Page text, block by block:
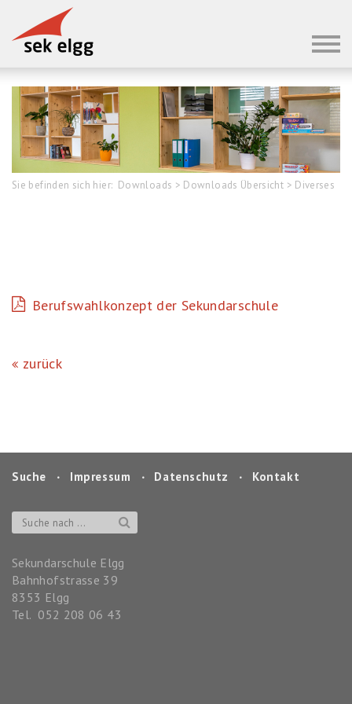
Sie befinden sich hier: Downloads > Downloads Übersicht > Diverses
Berufswahlkonzept der Sekundarschule
zurück
Suche ‧ Impressum ‧ Datenschutz ‧ Kontakt
Sekundarschule Elgg
Bahnhofstrasse 39
8353 Elgg
Tel. 052 208 06 43